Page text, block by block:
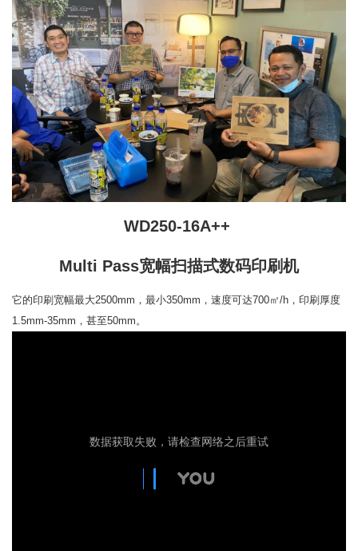
WD250-16A++
Multi Pass宽幅扫描式数码印刷机
它的印刷宽幅最大2500mm，最小350mm，速度可达700㎡/h，印刷厚度
1.5mm-35mm，甚至50mm。